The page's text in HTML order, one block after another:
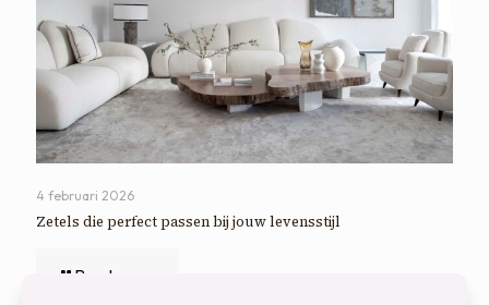
4 februari 2026
Zetels die perfect passen bij jouw levensstijl
Read more